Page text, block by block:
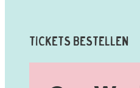
Tickets Bestellen